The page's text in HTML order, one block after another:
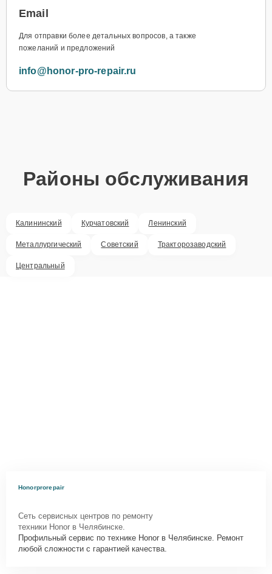
Email
Для отправки более детальных вопросов, а также
пожеланий и предложений
info@honor-pro-repair.ru
Районы обслуживания
Калининский Курчатовский Ленинский
Металлургический Советский Тракторозаводский
Центральный
Honorprorepair
Сеть сервисных центров по ремонту
техники Honor в Челябинске.
Профильный сервис по технике Honor в Челябинске. Ремонт
любой сложности с гарантией качества.